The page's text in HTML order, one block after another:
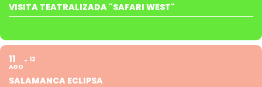
VISITA TEATRALIZADA "SAFARI WEST"
11
AGO
12
SALAMANCA ECLIPSA